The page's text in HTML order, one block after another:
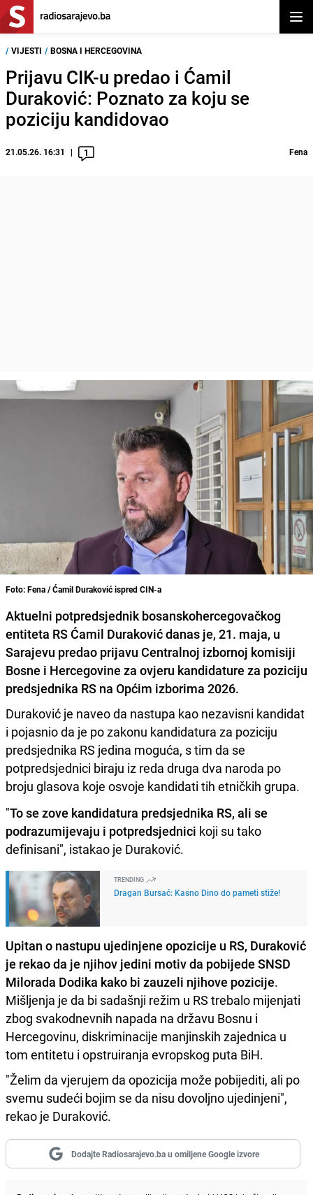
/ VIJESTI / BOSNA I HERCEGOVINA
Prijavu CIK-u predao i Ćamil
Duraković: Poznato za koju se
poziciju kandidovao
21.05.26. 16:31 1 Fena
Foto: Fena / Ćamil Duraković ispred CIN-a
Aktuelni potpredsjednik bosanskohercegovačkog
entiteta RS Ćamil Duraković danas je, 21. maja, u
Sarajevu predao prijavu Centralnoj izbornoj komisiji
Bosne i Hercegovine za ovjeru kandidature za poziciju
predsjednika RS na Općim izborima 2026.
Duraković je naveo da nastupa kao nezavisni kandidat
i pojasnio da je po zakonu kandidatura za poziciju
predsjednika RS jedina moguća, s tim da se
potpredsjednici biraju iz reda druga dva naroda po
broju glasova koje osvoje kandidati tih etničkih grupa.
"To se zove kandidatura predsjednika RS, ali se
podrazumijevaju i potpredsjednici koji su tako
definisani", istakao je Duraković.
TRENDING
Dragan Bursać: Kasno Dino do pameti stiže!
Upitan o nastupu ujedinjene opozicije u RS, Duraković
je rekao da je njihov jedini motiv da pobijede SNSD
Milorada Dodika kako bi zauzeli njihove pozicije.
Mišljenja je da bi sadašnji režim u RS trebalo mijenjati
zbog svakodnevnih napada na državu Bosnu i
Hercegovinu, diskriminacije manjinskih zajednica u
tom entitetu i opstruiranja evropskog puta BiH.
"Želim da vjerujem da opozicija može pobijediti, ali po
svemu sudeći bojim se da nisu dovoljno ujedinjeni",
rekao je Duraković.
Dodajte Radiosarajevo.ba u omiljene Google izvore